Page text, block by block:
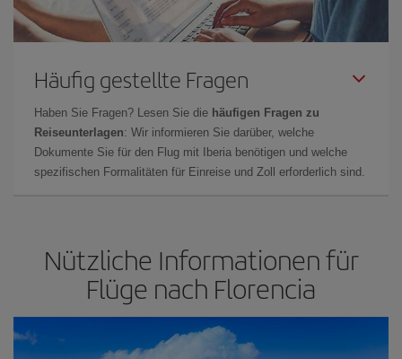
Häufig gestellte Fragen
Haben Sie Fragen? Lesen Sie die häufigen Fragen zu
Reiseunterlagen: Wir informieren Sie darüber, welche
Dokumente Sie für den Flug mit Iberia benötigen und welche
spezifischen Formalitäten für Einreise und Zoll erforderlich sind.
Nützliche Informationen für
Flüge nach Florencia